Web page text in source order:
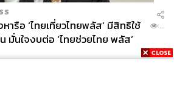
หารือ ‘ไทยเที่ยวไทยพลัส’ มีสิทธิใช้
มั่นใจงบต่อ ‘ไทยช่วยไทย พลัส’
...